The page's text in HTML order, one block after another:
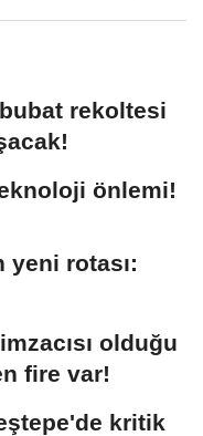
rekoltesi
önlemi!
yeni rotası:
olduğu
fire var!
kritik